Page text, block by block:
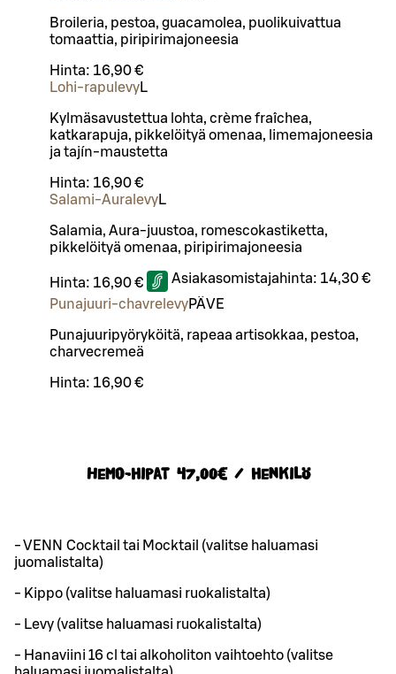
Broileria, pestoa, guacamolea, puolikuivattua
tomaattia, piripirimajoneesia
Hinta: 16,90 €
Lohi-rapulevyL
Kylmäsavustettua lohta, crème fraîchea,
katkarapuja, pikkelöityä omenaa, limemajoneesia
ja tajín-maustetta
Hinta: 16,90 €
Salami-AuralevyL
Salamia, Aura-juustoa, romescokastiketta,
pikkelöityä omenaa, piripirimajoneesia
Hinta: 16,90 € Asiakasomistajahinta: 14,30 €
Punajuuri-chavrelevyPÄVE
Punajuuripyöryköitä, rapeaa artisokkaa, pestoa,
charvecremeä
Hinta: 16,90 €
Hemo-hipat 47,00€ / henkilö
- VENN Cocktail tai Mocktail (valitse haluamasi
juomalistalta)
- Kippo (valitse haluamasi ruokalistalta)
- Levy (valitse haluamasi ruokalistalta)
- Hanaviini 16 cl tai alkoholiton vaihtoehto (valitse